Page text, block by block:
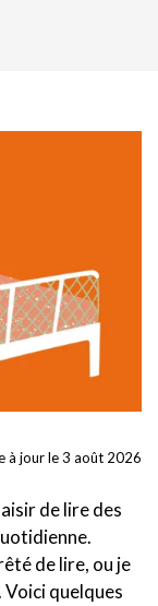
à jour le 3 août 2026
de lire des
de lire, ou je
Voici quelques